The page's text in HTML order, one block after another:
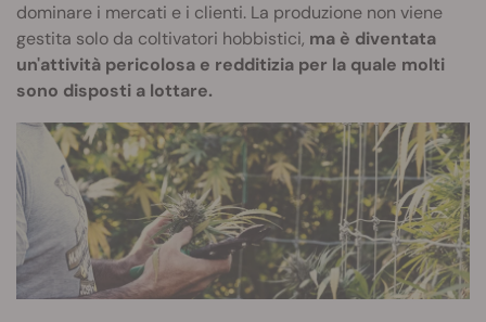
dominare i mercati e i clienti. La produzione non viene
gestita solo da coltivatori hobbistici, ma è diventata
un'attività pericolosa e redditizia per la quale molti
sono disposti a lottare.